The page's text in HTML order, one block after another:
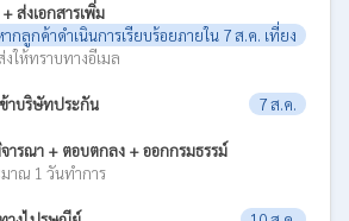
+ ส่งเอกสารเพิ่ม
ากลูกค้าดำเนินการเรียบร้อยภายใน 7 ส.ค. เที่ยง
ให้ทราบทางอีเมล
ข้าบริษัทประกัน 7 ส.ค.
ารณา + ตอบตกลง + ออกกรมธรรม์
มาณ 1 วันทำการ